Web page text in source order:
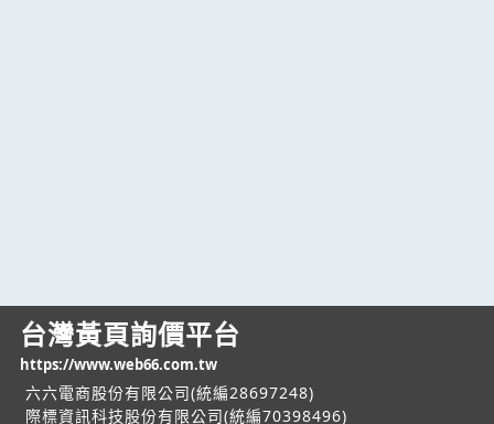
台灣黃頁詢價平台
https://www.web66.com.tw
六六電商股份有限公司(統編28697248)
際標資訊科技股份有限公司(統編70398496)